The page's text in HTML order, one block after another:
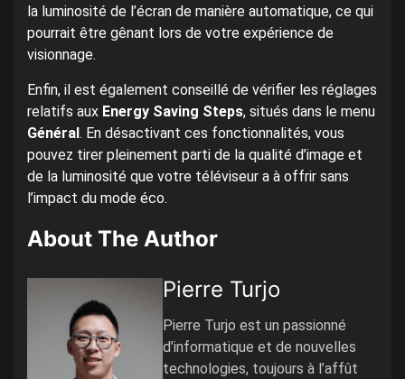
la luminosité de l’écran de manière automatique, ce qui
pourrait être gênant lors de votre expérience de
visionnage.
Enfin, il est également conseillé de vérifier les réglages
relatifs aux Energy Saving Steps, situés dans le menu
Général . En désactivant ces fonctionnalités, vous
pouvez tirer pleinement parti de la qualité d’image et
de la luminosité que votre téléviseur a à offrir sans
l’impact du mode éco.
About The Author
Pierre Turjo
Pierre Turjo est un passionné
d’informatique et de nouvelles
technologies, toujours à l’affût